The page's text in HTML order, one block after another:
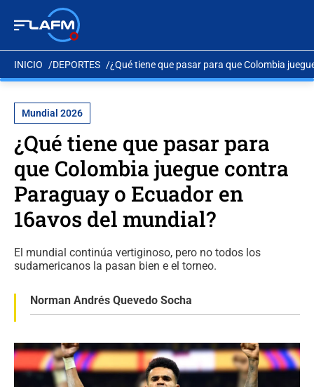
INICIO DEPORTES ¿Qué tiene que pasar para que Colombia
Mundial 2026
¿Qué tiene que pasar para
que Colombia juegue contra
Paraguay o Ecuador en
16avos del mundial?
El mundial continúa vertiginoso, pero no todos los
sudamericanos la pasan bien e el torneo.
Norman Andrés Quevedo Socha